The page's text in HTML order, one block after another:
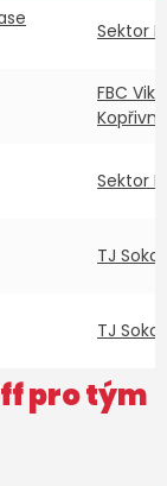
Sektor
FBC
Sektor
TJ
TJ
pro tým